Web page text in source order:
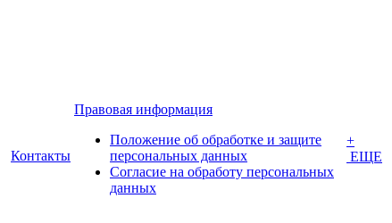
Контакты
Правовая информация
Положение об обработке и защите
персональных данных
Согласие на обработу персональных
данных
+
ЕЩЕ